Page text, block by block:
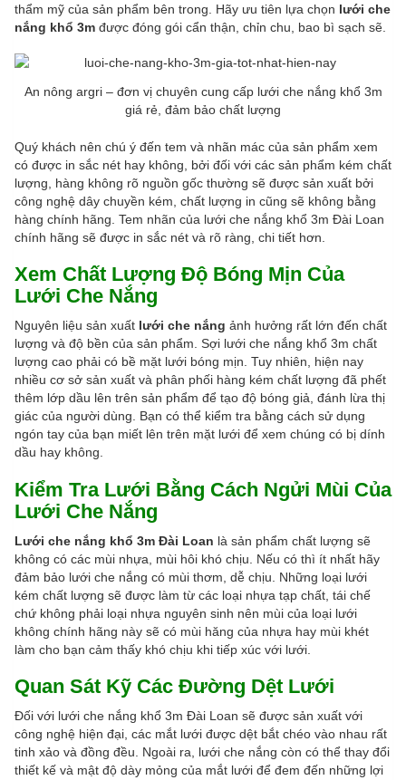
thẩm mỹ của sản phẩm bên trong. Hãy ưu tiên lựa chọn lưới che
nắng khổ 3m được đóng gói cẩn thận, chỉn chu, bao bì sạch sẽ.
An nông argri – đơn vị chuyên cung cấp lưới che nắng khổ 3m
giá rẻ, đảm bảo chất lượng
Quý khách nên chú ý đến tem và nhãn mác của sản phẩm xem
có được in sắc nét hay không, bởi đối với các sản phẩm kém chất
lượng, hàng không rõ nguồn gốc thường sẽ được sản xuất bởi
công nghệ dây chuyền kém, chất lượng in cũng sẽ không bằng
hàng chính hãng. Tem nhãn của lưới che nắng khổ 3m Đài Loan
chính hãng sẽ được in sắc nét và rõ ràng, chi tiết hơn.
Xem Chất Lượng Độ Bóng Mịn Của
Lưới Che Nắng
Nguyên liệu sản xuất lưới che nắng ảnh hưởng rất lớn đến chất
lượng và độ bền của sản phẩm. Sợi lưới che nắng khổ 3m chất
lượng cao phải có bề mặt lưới bóng mịn. Tuy nhiên, hiện nay
nhiều cơ sở sản xuất và phân phối hàng kém chất lượng đã phết
thêm lớp dầu lên trên sản phẩm để tạo độ bóng giả, đánh lừa thị
giác của người dùng. Bạn có thể kiểm tra bằng cách sử dụng
ngón tay của bạn miết lên trên mặt lưới để xem chúng có bị dính
dầu hay không.
Kiểm Tra Lưới Bằng Cách Ngửi Mùi Của
Lưới Che Nắng
Lưới che nắng khổ 3m Đài Loan là sản phẩm chất lượng sẽ
không có các mùi nhựa, mùi hôi khó chịu. Nếu có thì ít nhất hãy
đảm bảo lưới che nắng có mùi thơm, dễ chịu. Những loại lưới
kém chất lượng sẽ được làm từ các loại nhựa tạp chất, tái chế
chứ không phải loại nhựa nguyên sinh nên mùi của loại lưới
không chính hãng này sẽ có mùi hăng của nhựa hay mùi khét
làm cho bạn cảm thấy khó chịu khi tiếp xúc với lưới.
Quan Sát Kỹ Các Đường Dệt Lưới
Đối với lưới che nắng khổ 3m Đài Loan sẽ được sản xuất với
công nghệ hiện đại, các mắt lưới được dệt bắt chéo vào nhau rất
tinh xảo và đồng đều. Ngoài ra, lưới che nắng còn có thể thay đổi
thiết kế và mật độ dày mỏng của mắt lưới để đem đến những lợi